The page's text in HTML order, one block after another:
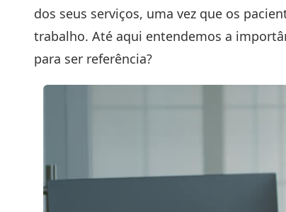
dos seus serviços, uma vez que os
trabalho. Até aqui entendemos a
para ser referência?